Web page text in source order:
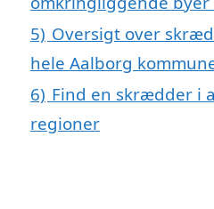
5) Oversigt over
hele Aalborg
6) Find en skrædder i
regioner